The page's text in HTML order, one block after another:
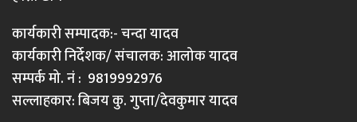
कार्यकारी सम्पादक:- चन्दा यादव
कार्यकारी निर्देशक/ संचालक: आलोक यादव
सम्पर्क मो. नं : 9819992976
सल्लाहकार: बिजय कु. गुप्ता/देवकुमार यादव